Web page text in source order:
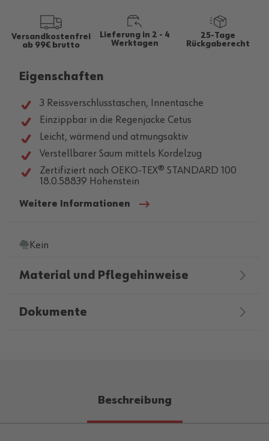
Versandkostenfrei
ab 99€ brutto
Lieferung in 2 - 4
Werktagen
25-Tage
Rückgaberecht
Eigenschaften
3 Reissverschlusstaschen, Innentasche
Einzippbar in die Regenjacke Cetus
Leicht, wärmend und atmungsaktiv
Verstellbarer Saum mittels Kordelzug
Zertifiziert nach OEKO-TEX® STANDARD 100
18.0.58839 Hohenstein
Weitere Informationen
Kein
Material und Pflegehinweise
Dokumente
Beschreibung